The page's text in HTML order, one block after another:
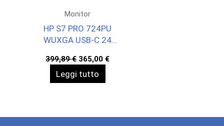
Monitor
HP S7 PRO 724PU
WUXGA USB-C 24
399,89€ Il
prezzo
originale
era:
365,00 €Il
prezzo
Leggi tutto